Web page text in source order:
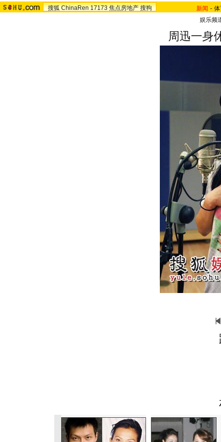
搜狐 ChinaRen 17173 焦点房地产 搜狗 新闻 -
娱乐频
周迅一身